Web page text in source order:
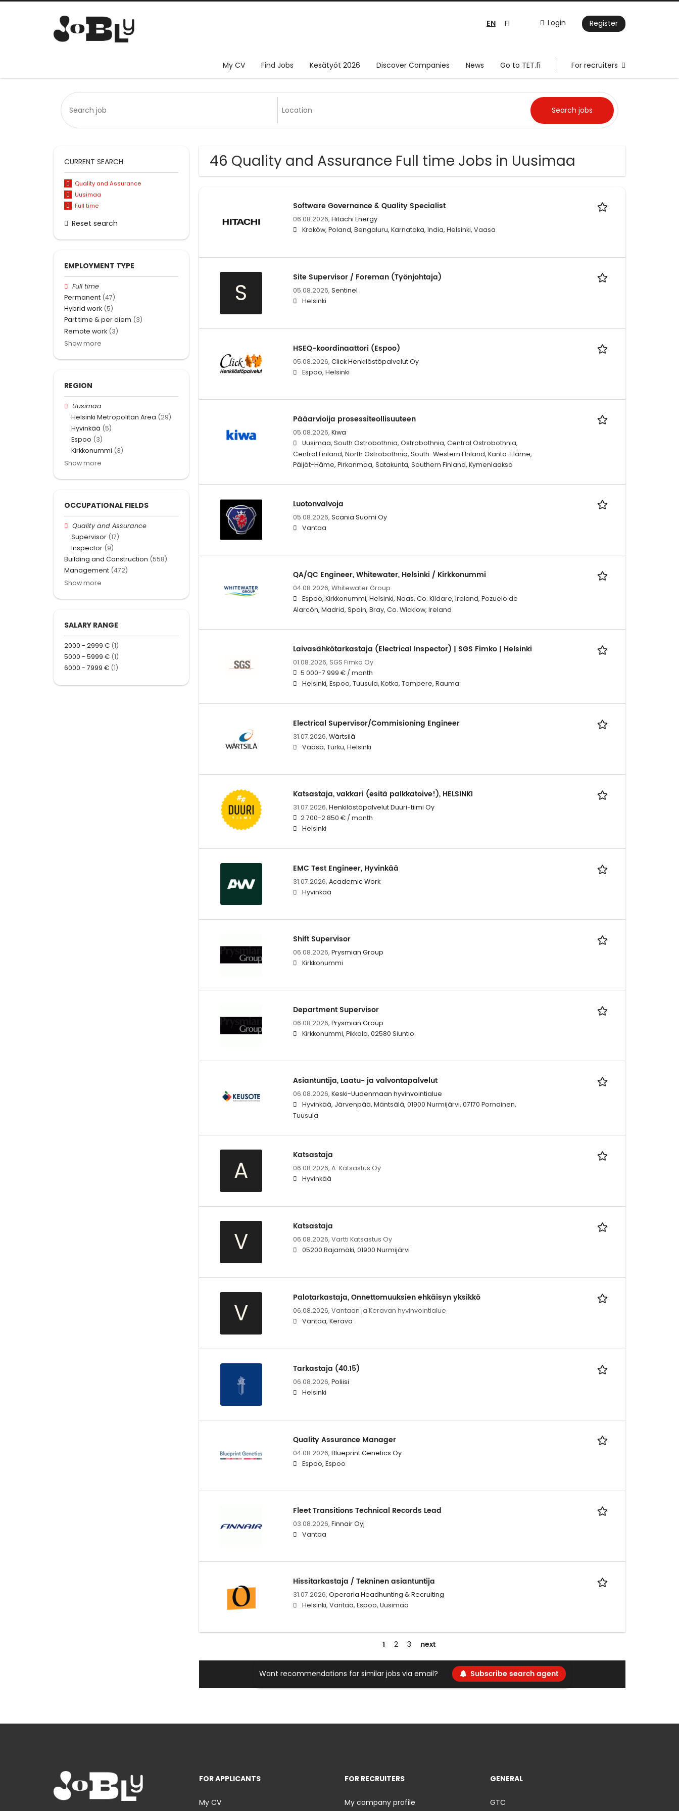
Login Register
EN FI
My CV Find Jobs Kesätyöt 2026 Discover Companies News Go to TET.fi For recruiters
46 Quality and Assurance Full time Jobs in Uusimaa
Software Governance & Quality Specialist
06.08.2026, Hitachi Energy
Kraków, Poland, Bengaluru, Karnataka, India, Helsinki, Vaasa
S
Site Supervisor / Foreman (Työnjohtaja)
05.08.2026, Sentinel
Helsinki
HSEQ-koordinaattori (Espoo)
05.08.2026, Click Henkilöstöpalvelut Oy
Espoo, Helsinki
Pääarvioija prosessiteollisuuteen
05.08.2026, Kiwa
Uusimaa, South Ostrobothnia, Ostrobothnia, Central Ostrobothnia,
Central Finland, North Ostrobothnia, South-Western FInland, Kanta-Häme,
Päijät-Häme, Pirkanmaa, Satakunta, Southern Finland, Kymenlaakso
Luotonvalvoja
05.08.2026, Scania Suomi Oy
Vantaa
QA/QC Engineer, Whitewater, Helsinki / Kirkkonummi
04.08.2026, Whitewater Group
Espoo, Kirkkonummi, Helsinki, Naas, Co. Kildare, Ireland, Pozuelo de
Alarcón, Madrid, Spain, Bray, Co. Wicklow, Ireland
Laivasähkötarkastaja (Electrical Inspector) | SGS Fimko | Helsinki
01.08.2026, SGS Fimko Oy
5 000-7 999 € / month
Helsinki, Espoo, Tuusula, Kotka, Tampere, Rauma
Electrical Supervisor/Commisioning Engineer
31.07.2026, Wärtsilä
Vaasa, Turku, Helsinki
Katsastaja, vakkari (esitä palkkatoive!), HELSINKI
31.07.2026, Henkilöstöpalvelut Duuri-tiimi Oy
2 700-2 850 € / month
Helsinki
EMC Test Engineer, Hyvinkää
31.07.2026, Academic Work
Hyvinkää
Shift Supervisor
06.08.2026, Prysmian Group
Kirkkonummi
Department Supervisor
06.08.2026, Prysmian Group
Kirkkonummi, Pikkala, 02580 Siuntio
Asiantuntija, Laatu- ja valvontapalvelut
06.08.2026, Keski-Uudenmaan hyvinvointialue
Hyvinkää, Järvenpää, Mäntsälä, 01900 Nurmijärvi, 07170 Pornainen,
Tuusula
A
Katsastaja
06.08.2026, A-Katsastus Oy
Hyvinkää
V
Katsastaja
06.08.2026, Vartti Katsastus Oy
05200 Rajamäki, 01900 Nurmijärvi
V
Palotarkastaja, Onnettomuuksien ehkäisyn yksikkö
06.08.2026, Vantaan ja Keravan hyvinvointialue
Vantaa, Kerava
Tarkastaja (40.15)
06.08.2026, Poliisi
Helsinki
Quality Assurance Manager
04.08.2026, Blueprint Genetics Oy
Espoo, Espoo
Fleet Transitions Technical Records Lead
03.08.2026, Finnair Oyj
Vantaa
Hissitarkastaja / Tekninen asiantuntija
31.07.2026, Operaria Headhunting & Recruiting
Helsinki, Vantaa, Espoo, Uusimaa
1 2 3 next
Want recommendations for similar jobs via email? Subscribe search agent
CURRENT SEARCH
Quality and Assurance
Uusimaa
Full time
Reset search
EMPLOYMENT TYPE
Full time
Permanent (47)
Hybrid work (5)
Part time & per diem (3)
Remote work (3)
Show more
REGION
Uusimaa
Helsinki Metropolitan Area (29)
Hyvinkää (5)
Espoo (3)
Kirkkonummi (3)
Show more
OCCUPATIONAL FIELDS
Quality and Assurance
Supervisor (17)
Inspector (9)
Building and Construction (558)
Management (472)
Show more
SALARY RANGE
2000 - 2999 € (1)
5000 - 5999 € (1)
6000 - 7999 € (1)
FOR APPLICANTS
My CV
FOR RECRUITERS
My company profile
GENERAL
GTC